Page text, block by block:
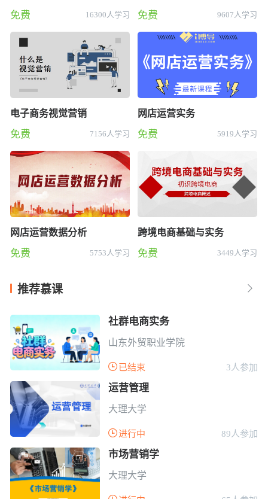
免费 16300人学习 免费 9607人学习
电子商务视觉营销
免费 7156人学习
网店运营实务
免费 5919人学习
网店运营数据分析
免费 5753人学习
跨境电商基础与实务
免费 3449人学习
推荐慕课 
社群电商实务
山东外贸职业学院
 已结束 3人参加
运营管理
大理大学
进行中 89人参加
市场营销学
大理大学